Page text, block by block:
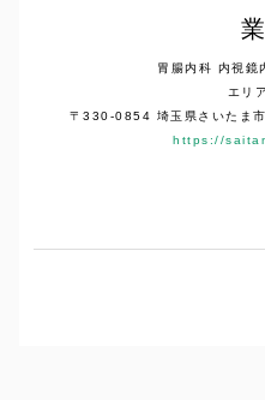
胃腸内科 内視鏡
エリ
〒330-0854 埼玉県さいたま
https://